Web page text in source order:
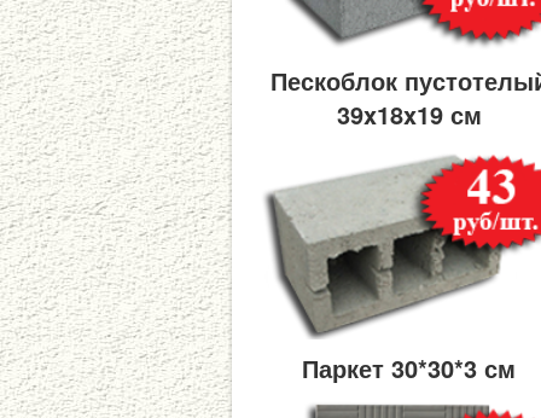
Пескоблок
39x18x19 см
Паркет 30*30*3 см